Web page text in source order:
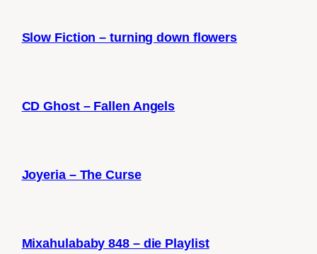
Slow Fiction – turning down flowers
CD Ghost – Fallen Angels
Joyeria – The Curse
Mixahulababy 848 – die Playlist